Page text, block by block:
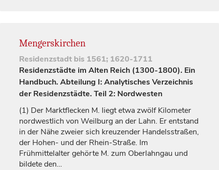
Mengerskirchen
Residenzstadt bis 1561; 1620-1711
Residenzstädte im Alten Reich (1300-1800). Ein
Handbuch. Abteilung I: Analytisches Verzeichnis
der Residenzstädte. Teil 2: Nordwesten
(1) Der Marktflecken M. liegt etwa zwölf Kilometer
nordwestlich von Weilburg an der Lahn. Er entstand
in der Nähe zweier sich kreuzender Handelsstraßen,
der Hohen- und der Rhein-Straße. Im
Frühmittelalter gehörte M. zum Oberlahngau und
bildete den…